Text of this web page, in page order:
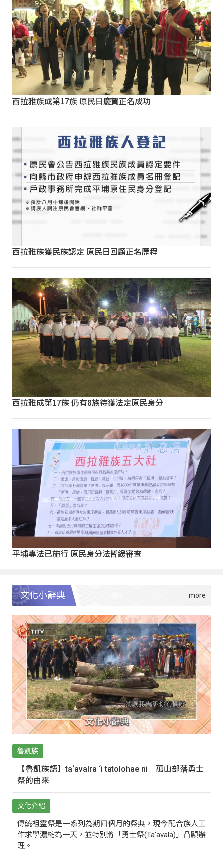
西拉雅族成第17族 原民日慶賀正名成功
西拉雅族獲民族認定 原民日回顧正名歷程
西拉雅成第17族 仍有8族待獲法定原民身分
平埔專法已施行 原民身分法暫緩審查
文化小辭典
魯凱族
【魯凱族語】ta‘avalra ‘i tatolohae ni｜萬山部落勇士
祭的由來
文化介紹
傳統祖靈祭是一系列為期四個月的祭典，現今配合族人工
作求學濃縮為一天，並特別將「勇士祭(Ta‘avala)」凸顯辦
理。